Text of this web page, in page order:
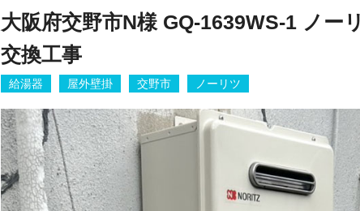
大阪府交野市N様 GQ-1639WS-1 ノー
交換工事
給湯器 屋外壁掛 交野市 ノーリツ